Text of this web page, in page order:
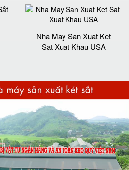
Nha May San Xuat Ket
Sat Xuat Khau USA